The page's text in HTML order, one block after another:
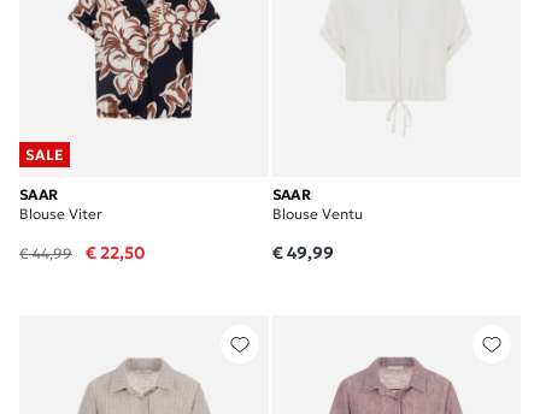
SALE
SAAR
Blouse Viter
€ 44,99 € 22,50
SAAR
Blouse Ventu
€ 49,99